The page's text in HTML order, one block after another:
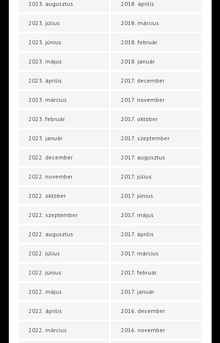
2023. augusztus
2023. július
2023. június
2023. május
2023. április
2023. március
2023. február
2023. január
2022. december
2022. november
2022. október
2022. szeptember
2022. augusztus
2022. július
2022. június
2022. május
2022. április
2022. március
2018. április
2018. március
2018. február
2018. január
2017. december
2017. november
2017. október
2017. szeptember
2017. augusztus
2017. július
2017. június
2017. május
2017. április
2017. március
2017. február
2017. január
2016. december
2016. november